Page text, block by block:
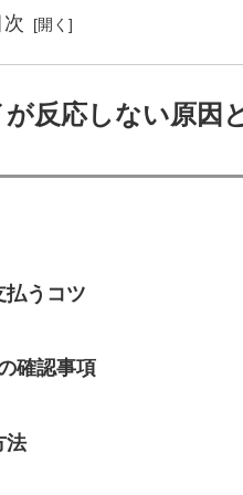
反応しない原因
払うコツ
確認事項
法